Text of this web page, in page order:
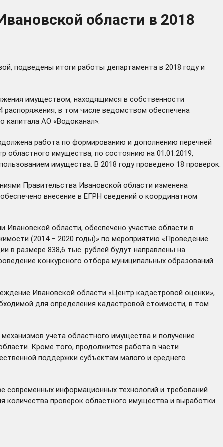
области в 2018
подведены итоги работы департамента в 2018 году и
имуществом, находящимся в собственности
распоряжения, в том числе ведомством обеспечена
капитала АО «Водоканал».
работа по формированию и дополнению перечней
областного имущества, по состоянию на 01.01.2019,
имущества. В 2018 году проведено 18 проверок.
Правительства Ивановской области изменена
внесение в ЕГРН сведений о координатном
Ивановской области, обеспечено участие области в
(2014 – 2020 годы)» по мероприятию «Проведение
в размере 838,6 тыс. рублей будут направлены на
конкурсного отбора муниципальных образований
Ивановской области «Центр кадастровой оценки»,
для определения кадастровой стоимости, в том
учета областного имущества и получение
Кроме того, продолжится работа в части
поддержки субъектам малого и среднего
современных информационных технологий и требований
количества проверок областного имущества и выработки